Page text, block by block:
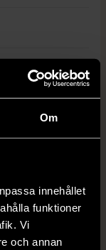
Om
innehållet
funktioner
Vi
och annan